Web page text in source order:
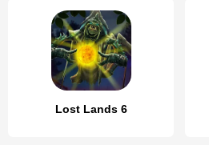
Lost Lands 6